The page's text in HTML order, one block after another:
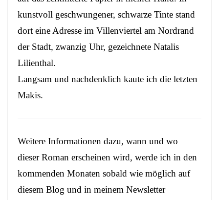
kunstvoll geschwungener, schwarze Tinte stand
dort eine Adresse im Villenviertel am Nordrand
der Stadt, zwanzig Uhr, gezeichnete Natalis
Lilienthal.
Langsam und nachdenklich kaute ich die letzten
Makis.
Weitere Informationen dazu, wann und wo
dieser Roman erscheinen wird, werde ich in den
kommenden Monaten sobald wie möglich auf
diesem Blog und in meinem Newsletter